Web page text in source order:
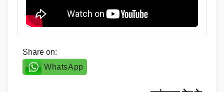
Share on:
WhatsApp